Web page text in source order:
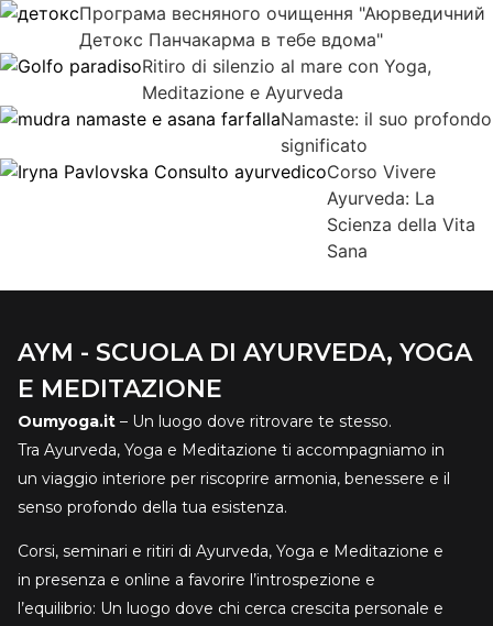
VENERDI' 3 OTTOBRE 15:00 Arrivo e sistemazione 17:00– Benvenuto
e cena Ayurvedica18:30Apertura Ritiro. Presentazione Programma.
Istruzioni e la Meditazione camminata.Inizio Nobile Silenzio 19:30
Passeggiata verso il mare e ritorno, pratica di Pranayama.
e rilassamento profondo guidato Yoga Nidra. 22:00
– Fine giornata
SABATO 4 OTTOBRE6:00 –
Pratica trasformativa attraverso la Meditazione
guidata
Risveglio energetico e Hatha Yoga8:15Colazione
Meditazione camminata nella natura 10:00-13:30– Corso pratico-teorico
di cucina curativa secondo i principi di Ayurveda, alimentazione consapevole:
il cibo curativo. Teoria & Pratica. Pranzo come la pratica meditativa. 13:30–
– Art-pratica trasformativa Mandala Doting
trasformativa attraverso il rilassamento profondo22:00– Fine giornata
Meditazione guidata 6:45Risveglio energetico, automassaggio e Hatha Yoga
8:15Colazione9:00Meditazione camminata nella natura10:00
Pratiche
trasformative di Guarigione.Fine Nobile Silenzio e Cerchio di condivisione
camera Camere singole, supplemento 30€ per 2 notti CUCINA CURATIVA
VEGETARIANA/VEGANA
Програма весняного очищення "Аюрведичний
Детокс Панчакарма в тебе вдома"
Ritiro di silenzio al mare con Yoga,
Meditazione e Ayurveda
Namaste: il suo profondo
significato
Corso Vivere
Ayurveda: La
Scienza della Vita
Sana
AYM - SCUOLA DI AYURVEDA, YOGA
E MEDITAZIONE
Oumyoga.it – Un luogo dove ritrovare te stesso.
Tra Ayurveda, Yoga e Meditazione ti accompagniamo in
un viaggio interiore per riscoprire armonia, benessere e il
senso profondo della tua esistenza.
Corsi, seminari e ritiri di Ayurveda, Yoga e Meditazione e
in presenza e online a favorire l’introspezione e
l’equilibrio: Un luogo dove chi cerca crescita personale e